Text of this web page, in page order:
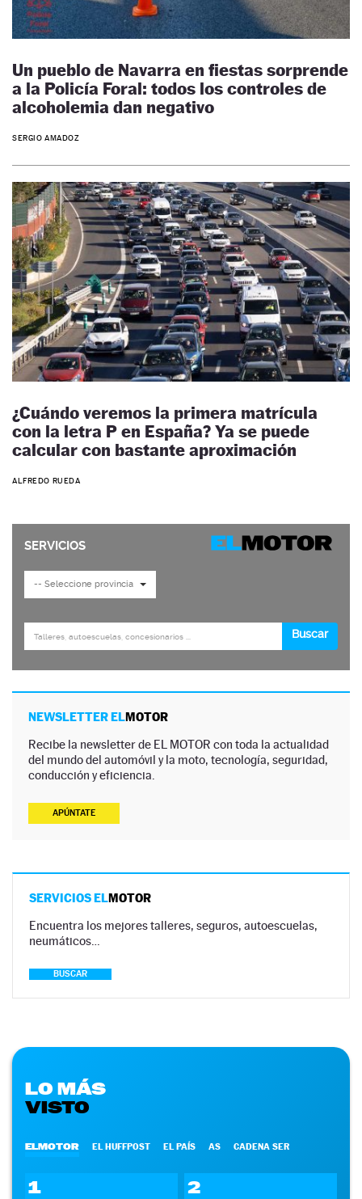
Un pueblo de Navarra en fiestas sorprende
a la Policía Foral: todos los controles de
alcoholemia dan negativo
SERGIO AMADOZ
¿Cuándo veremos la primera matrícula
con la letra P en España? Ya se puede
calcular con bastante aproximación
ALFREDO RUEDA
NEWSLETTER ELMOTOR
Recibe la newsletter de EL MOTOR con toda la actualidad
del mundo del automóvil y la moto, tecnología, seguridad,
conducción y eficiencia.
APÚNTATE
SERVICIOS ELMOTOR
Encuentra los mejores talleres, seguros, autoescuelas,
neumáticos…
BUSCAR
LO MÁS
VISTO
ELMOTOR EL HUFFPOST EL PAÍS AS CADENA SER
1 2